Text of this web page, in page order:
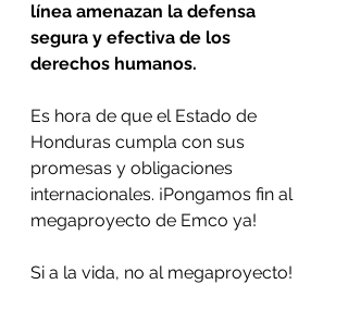
línea amenazan la defensa
segura y efectiva de los
derechos humanos.
Es hora de que el Estado de
Honduras cumpla con sus
promesas y obligaciones
internacionales. ¡Pongamos fin al
megaproyecto de Emco ya!
Si a la vida, no al megaproyecto!